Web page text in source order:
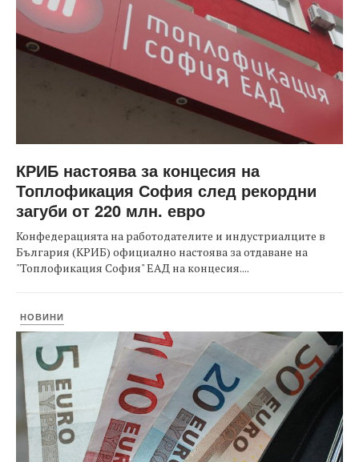
КРИБ настоява за концесия на
Топлофикация София след рекордни
загуби от 220 млн. евро
Конфедерацията на работодателите и индустриалците в
България (КРИБ) официално настоява за отдаване на
"Топлофикация София" ЕАД на концесия....
НОВИНИ